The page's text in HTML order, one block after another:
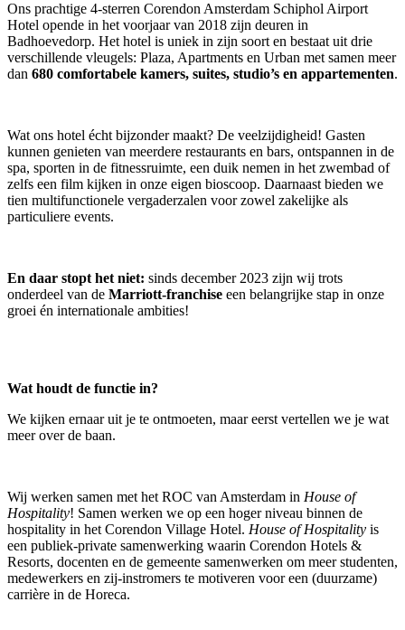
Ons prachtige 4-sterren Corendon Amsterdam Schiphol Airport
Hotel opende in het voorjaar van 2018 zijn deuren in
Badhoevedorp. Het hotel is uniek in zijn soort en bestaat uit drie
verschillende vleugels: Plaza, Apartments en Urban met samen meer
dan 680 comfortabele kamers, suites, studio’s en appartementen.
Wat ons hotel écht bijzonder maakt? De veelzijdigheid! Gasten
kunnen genieten van meerdere restaurants en bars, ontspannen in de
spa, sporten in de fitnessruimte, een duik nemen in het zwembad of
zelfs een film kijken in onze eigen bioscoop. Daarnaast bieden we
tien multifunctionele vergaderzalen voor zowel zakelijke als
particuliere events.
En daar stopt het niet: sinds december 2023 zijn wij trots
onderdeel van de Marriott-franchise een belangrijke stap in onze
groei én internationale ambities!
Wat houdt de functie in?
We kijken ernaar uit je te ontmoeten, maar eerst vertellen we je wat
meer over de baan.
Wij werken samen met het ROC van Amsterdam in House of
Hospitality! Samen werken we op een hoger niveau binnen de
hospitality in het Corendon Village Hotel. House of Hospitality is
een publiek-private samenwerking waarin Corendon Hotels &
Resorts, docenten en de gemeente samenwerken om meer studenten,
medewerkers en zij-instromers te motiveren voor een (duurzame)
carrière in de Horeca.